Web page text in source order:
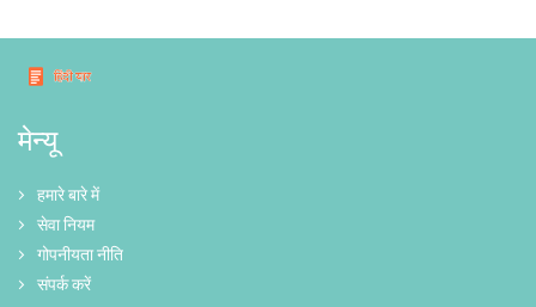
मेन्यू
हमारे बारे में
सेवा नियम
गोपनीयता नीति
संपर्क करें